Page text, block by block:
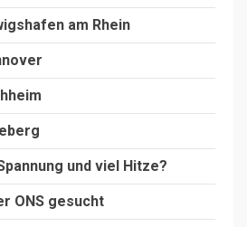
am Rhein
und viel Hitze?
ONS gesucht